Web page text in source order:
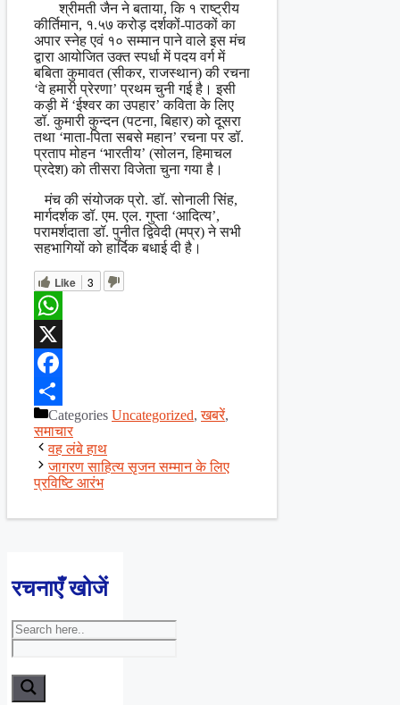
श्रीमती जैन ने बताया, कि १ राष्ट्रीय
कीर्तिमान, १.५७ करोड़ दर्शकों-पाठकों का
अपार स्नेह एवं १० सम्मान पाने वाले इस मंच
द्वारा आयोजित उक्त स्पर्धा में पदय वर्ग में
बबिता कुमावत (सीकर, राजस्थान) की रचना
‘वे हमारी प्रेरणा’ प्रथम चुनी गई है। इसी
कड़ी में ‘ईश्वर का उपहार’ कविता के लिए
डॉ. कुमारी कुन्दन (पटना, बिहार) को दूसरा
तथा ‘माता-पिता सबसे महान’ रचना पर डॉ.
प्रताप मोहन ‘भारतीय’ (सोलन, हिमाचल
प्रदेश) को तीसरा विजेता चुना गया है।
मंच की संयोजक प्रो. डॉ. सोनाली सिंह,
मार्गदर्शक डॉ. एम. एल. गुप्ता ‘आदित्य’,
परामर्शदाता डॉ. पुनीत द्विवेदी (मप्र) ने सभी
सहभागियों को हार्दिक बधाई दी है।
Like 3
WhatsApp
X
Facebook
ShareCategories Uncategorized,खबरें,
समाचार
वह लंबे हाथ
जागरण साहित्य सृजन सम्मान के लिए
प्रविष्टि आरंभ
रचनाएँ खोजें